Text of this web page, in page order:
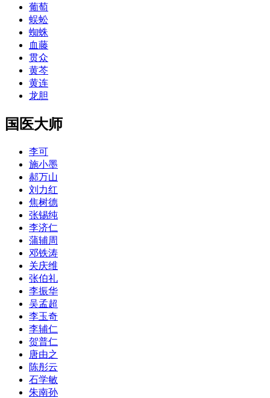
葡萄
蜈蚣
蜘蛛
血藤
贯众
黄芩
黄连
龙胆
国医大师
李可
施小墨
郝万山
刘力红
焦树德
张锡纯
李济仁
蒲辅周
邓铁涛
关庆维
张伯礼
李振华
吴孟超
李玉奇
李辅仁
贺普仁
唐由之
陈彤云
石学敏
朱南孙